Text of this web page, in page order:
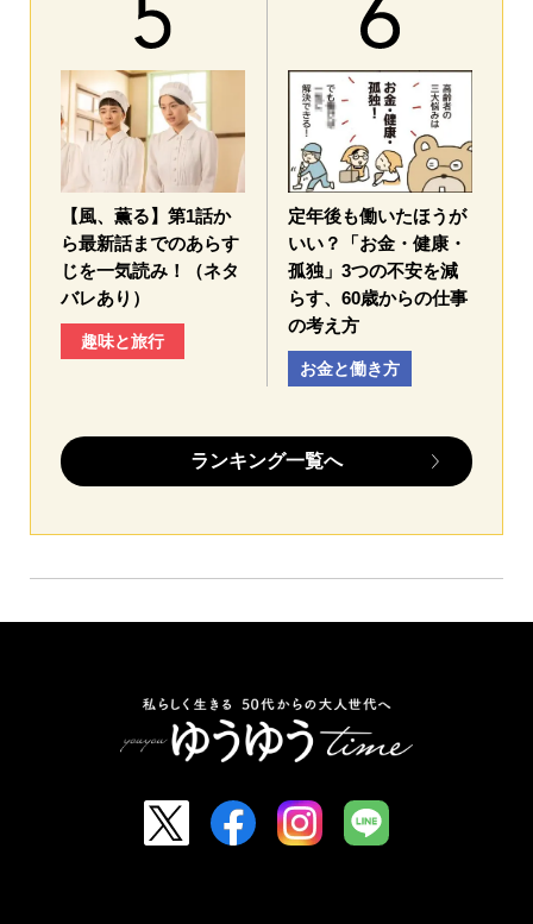
【風、薫る】第1話か
ら最新話までのあらす
じを一気読み！（ネタ
バレあり）
趣味と旅行
定年後も働いたほうが
いい？「お金・健康・
孤独」3つの不安を減
らす、60歳からの仕事
の考え方
お金と働き方
ランキング一覧へ